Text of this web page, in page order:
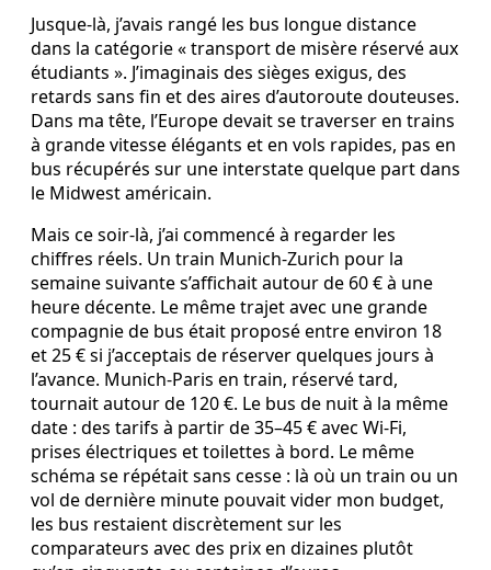
Jusque‑là, j’avais rangé les bus longue distance
dans la catégorie « transport de misère réservé aux
étudiants ». J’imaginais des sièges exigus, des
retards sans fin et des aires d’autoroute douteuses.
Dans ma tête, l’Europe devait se traverser en trains
à grande vitesse élégants et en vols rapides, pas en
bus récupérés sur une interstate quelque part dans
le Midwest américain.
Mais ce soir‑là, j’ai commencé à regarder les
chiffres réels. Un train Munich‑Zurich pour la
semaine suivante s’affichait autour de 60 € à une
heure décente. Le même trajet avec une grande
compagnie de bus était proposé entre environ 18
et 25 € si j’acceptais de réserver quelques jours à
l’avance. Munich‑Paris en train, réservé tard,
tournait autour de 120 €. Le bus de nuit à la même
date : des tarifs à partir de 35–45 € avec Wi‑Fi,
prises électriques et toilettes à bord. Le même
schéma se répétait sans cesse : là où un train ou un
vol de dernière minute pouvait vider mon budget,
les bus restaient discrètement sur les
comparateurs avec des prix en dizaines plutôt